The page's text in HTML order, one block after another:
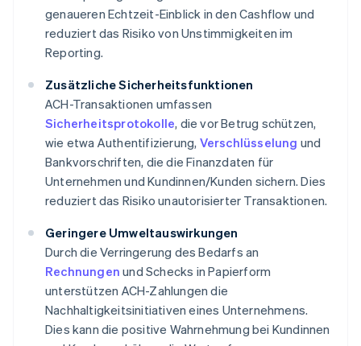
genaueren Echtzeit-Einblick in den Cashflow und
reduziert das Risiko von Unstimmigkeiten im
Reporting.
Zusätzliche Sicherheitsfunktionen
ACH-Transaktionen umfassen
Sicherheitsprotokolle, die vor Betrug schützen,
wie etwa Authentifizierung, Verschlüsselung und
Bankvorschriften, die die Finanzdaten für
Unternehmen und Kundinnen/Kunden sichern. Dies
reduziert das Risiko unautorisierter Transaktionen.
Geringere Umweltauswirkungen
Durch die Verringerung des Bedarfs an
Rechnungen und Schecks in Papierform
unterstützen ACH-Zahlungen die
Nachhaltigkeitsinitiativen eines Unternehmens.
Dies kann die positive Wahrnehmung bei Kundinnen